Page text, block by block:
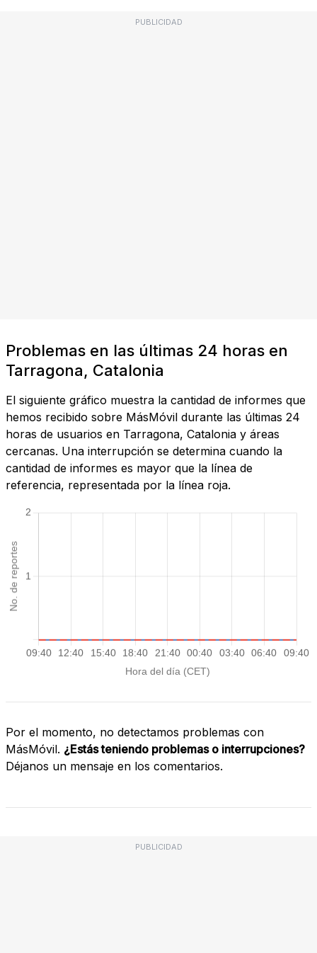
PUBLICIDAD
Problemas en las últimas 24 horas en
Tarragona, Catalonia
El siguiente gráfico muestra la cantidad de informes que
hemos recibido sobre MásMóvil durante las últimas 24
horas de usuarios en Tarragona, Catalonia y áreas
cercanas. Una interrupción se determina cuando la
cantidad de informes es mayor que la línea de
referencia, representada por la línea roja.
Por el momento, no detectamos problemas con
MásMóvil. ¿Estás teniendo problemas o interrupciones?
Déjanos un mensaje en los comentarios.
PUBLICIDAD